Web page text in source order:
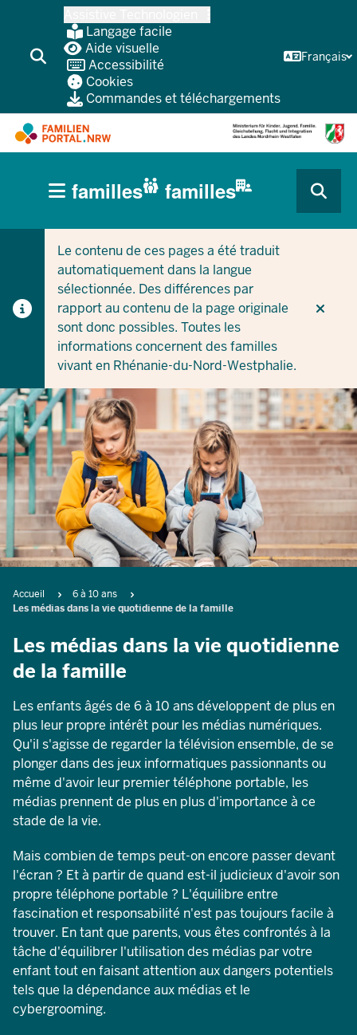
contenu
Langage facile
Aide visuelle
Accessibilité
Cookies
Commandes et téléchargements
Français
CURRENT SECTION POUR LES ENTREPRISES/
CURRENT SECTION POUR LES FAMILLES
HAUPTNAVIGATION
(BÜRGERBEREICH
familles familles
Le contenu de ces pages a été traduit
automatiquement dans la langue
sélectionnée. Des différences par
rapport au contenu de la page originale
sont donc possibles. Toutes les
informations concernent des familles
vivant en Rhénanie-du-Nord-Westphalie.
Breadcrumb
Accueil
6 à 10 ans
Les médias dans la vie quotidienne de la famille
Les médias dans la vie quotidienne
de la famille
Les enfants âgés de 6 à 10 ans développent de plus en
plus leur propre intérêt pour les médias numériques.
Qu'il s'agisse de regarder la télévision ensemble, de se
plonger dans des jeux informatiques passionnants ou
même d'avoir leur premier téléphone portable, les
médias prennent de plus en plus d'importance à ce
stade de la vie.
Mais combien de temps peut-on encore passer devant
l'écran ? Et à partir de quand est-il judicieux d'avoir son
propre téléphone portable ? L'équilibre entre
fascination et responsabilité n'est pas toujours facile à
trouver. En tant que parents, vous êtes confrontés à la
tâche d'équilibrer l'utilisation des médias par votre
enfant tout en faisant attention aux dangers potentiels
tels que la dépendance aux médias et le
cybergrooming.